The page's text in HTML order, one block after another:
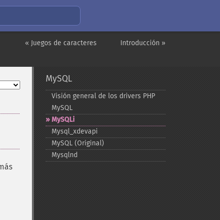
Introducción »
« Juegos de caracteres
MySQL
Visión general de los drivers PHP
MySQL
MySQLi
Mysql_​xdevapi
MySQL (Original)
Mysqlnd